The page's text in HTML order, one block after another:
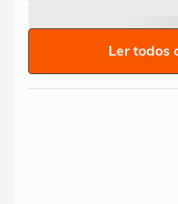
Ler todos